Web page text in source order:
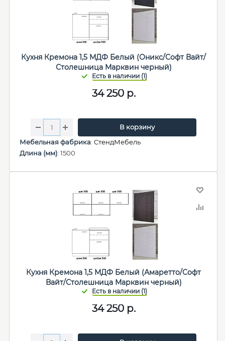
Кухня Кремона 1,5 МДФ Белый (Оникс/Софт Вайт/
Столешница Марквин черный)
34 250р.
В корзину
Мебельная фабрика: СтендМебель
Длина (мм): 1500
Кухня Кремона 1,5 МДФ Белый (Амаретто/Софт
Вайт/Столешница Марквин черный)
34 250р.